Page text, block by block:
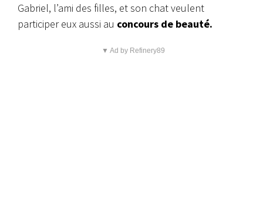
Gabriel, l’ami des filles, et son chat veulent
participer eux aussi au concours de beauté.
▼ Ad by Refinery89